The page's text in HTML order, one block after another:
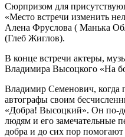
Сюрпризом для
«Место встречи изменить
Алена Фруслова ( Манька
(Глеб Жиглов).
В конце встречи актеры,
Владимира Высоцкого «На
Владимир Семенович, когда
автографы своим
«Добра! Высоцкий». Он по-
людям и его замечательные
добра и до сих пор